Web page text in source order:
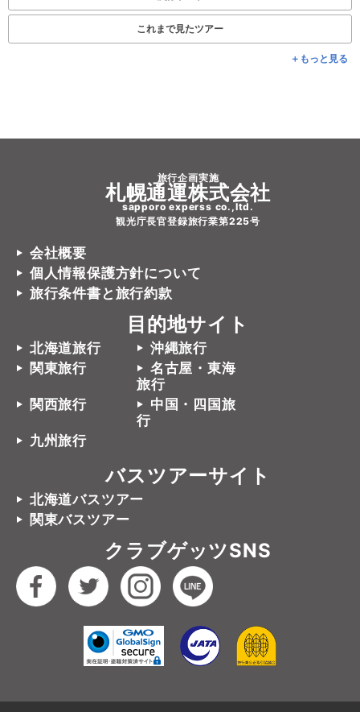
これまで見たツアー
＋もっと見る
旅行企画実施
札幌通運株式会社
sapporo experss co.,ltd.
観光庁長官登録旅行業第225号
会社概要
個人情報保護方針について
旅行条件書と旅行約款
目的地サイト
北海道旅行
沖縄旅行
関東旅行
名古屋・東海
旅行
関西旅行
中国・四国旅
行
九州旅行
バスツアーサイト
北海道バスツアー
関東バスツアー
クラブゲッツSNS